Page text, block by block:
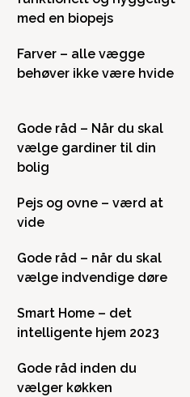
med en biopejs
Farver – alle vægge
behøver ikke være hvide
Gode råd – Når du skal
vælge gardiner til din
bolig
Pejs og ovne – værd at
vide
Gode råd – når du skal
vælge indvendige døre
Smart Home – det
intelligente hjem 2023
Gode råd inden du
vælger køkken